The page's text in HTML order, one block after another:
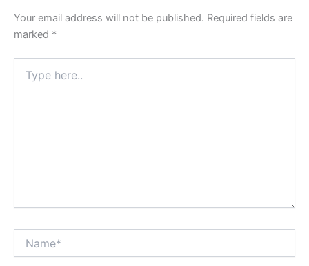
Your email address will not be published. Required fields are
marked *
here..